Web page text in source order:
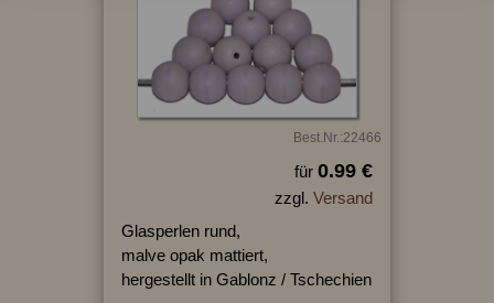
Best.Nr.:22466
für 0.99 €
zzgl. Versand
Glasperlen rund,
malve opak mattiert,
hergestellt in Gablonz / Tschechien